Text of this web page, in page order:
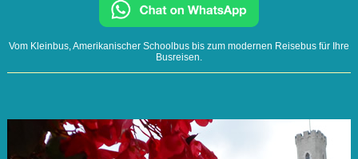
Vom Kleinbus, Amerikanischer Schoolbus bis zum modernen Reisebus für Ihre
Busreisen.